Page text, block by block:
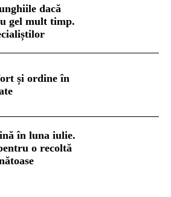
dacă
gel mult timp.
și ordine în
în luna iulie.
o recoltă